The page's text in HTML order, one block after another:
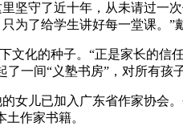
坚守了近十年，从未请过一
为了给学生讲好每一堂课。”
文化的种子。“正是家长的信
一间“义塾书房”，对所有孩
女儿已加入广东省作家协会
作家书籍。